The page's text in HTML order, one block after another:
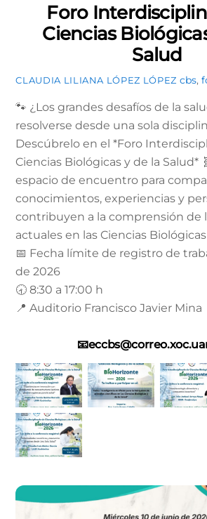
Foro
Ciencias
Salud
CLAUDIA LILIANA LÓPEZ LÓPEZ cbs,
🐾 ¿Los grandes desafíos de la
resolverse desde una sola
Descúbrelo en el *Foro
Ciencias Biológicas y de la Salud*
espacio de encuentro para
conocimientos, experiencias y
contribuyen a la comprensión de
actuales en las Ciencias
📅 Fecha límite de registro de
de 2026
🕣 8:30 a 17:00 h
📍 Auditorio Francisco Javier Mina